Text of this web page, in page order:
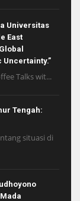
Universitas
East
Uncertainty.”
Talks wit...
Tengah:
situasi di